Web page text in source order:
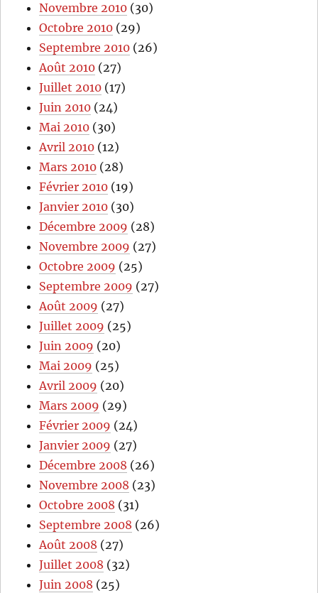
Novembre 2010 (30)
Octobre 2010 (29)
Septembre 2010 (26)
Août 2010 (27)
Juillet 2010 (17)
Juin 2010 (24)
Mai 2010 (30)
Avril 2010 (12)
Mars 2010 (28)
Février 2010 (19)
Janvier 2010 (30)
Décembre 2009 (28)
Novembre 2009 (27)
Octobre 2009 (25)
Septembre 2009 (27)
Août 2009 (27)
Juillet 2009 (25)
Juin 2009 (20)
Mai 2009 (25)
Avril 2009 (20)
Mars 2009 (29)
Février 2009 (24)
Janvier 2009 (27)
Décembre 2008 (26)
Novembre 2008 (23)
Octobre 2008 (31)
Septembre 2008 (26)
Août 2008 (27)
Juillet 2008 (32)
Juin 2008 (25)